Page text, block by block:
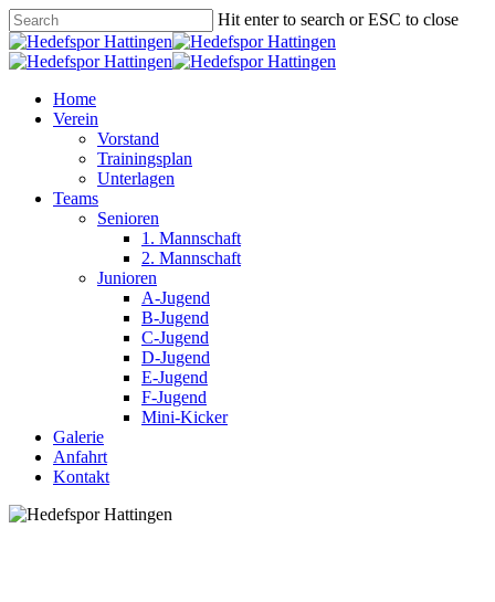
Skip
to
main
Hit enter to search or ESC to close
Close
Search
Menu
Home
Verein
Vorstand
Trainingsplan
Unterlagen
Teams
Senioren
1. Mannschaft
2. Mannschaft
Junioren
A-Jugend
B-Jugend
C-Jugend
D-Jugend
E-Jugend
F-Jugend
Mini-Kicker
Galerie
Anfahrt
Kontakt